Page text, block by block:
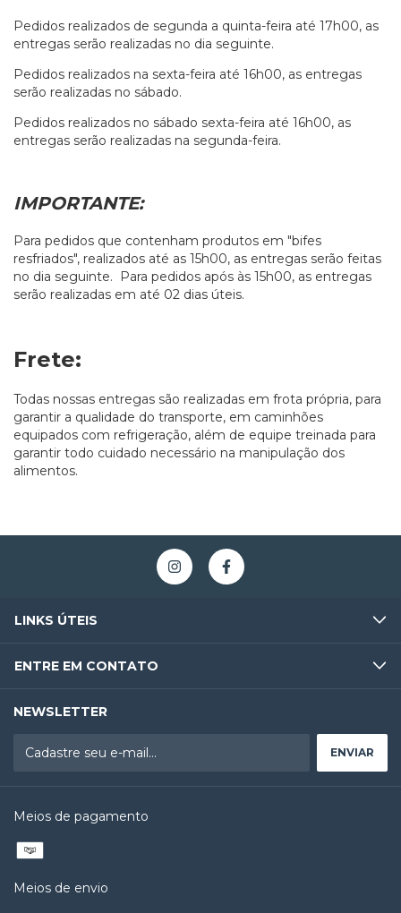
Pedidos realizados de segunda a quinta-feira até 17h00, as
entregas serão realizadas no dia seguinte.
Pedidos realizados na sexta-feira até 16h00, as entregas
serão realizadas no sábado.
Pedidos realizados no sábado sexta-feira até 16h00, as
entregas serão realizadas na segunda-feira.
IMPORTANTE:
Para pedidos que contenham produtos em "bifes
resfriados", realizados até as 15h00, as entregas serão feitas
no dia seguinte. Para pedidos após às 15h00, as entregas
serão realizadas em até 02 dias úteis.
Frete:
Todas nossas entregas são realizadas em frota própria, para
garantir a qualidade do transporte, em caminhões
equipados com refrigeração, além de equipe treinada para
garantir todo cuidado necessário na manipulação dos
alimentos.
LINKS ÚTEIS
ENTRE EM CONTATO
NEWSLETTER
Meios de pagamento
Meios de envio